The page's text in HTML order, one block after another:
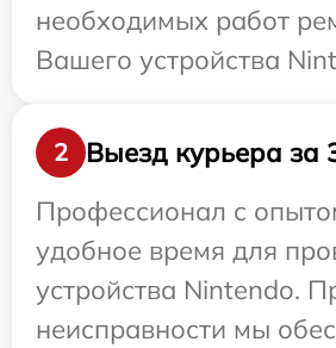
необходимых работ
Вашего устройства
2
Выезд курьера за
Профессионал с
удобное время для
устройства Nintendo.
неисправности мы